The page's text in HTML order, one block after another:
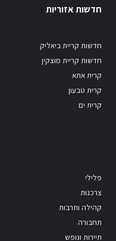
חדשות אזוריות
חדשות קריית ביאליק
חדשות קריית מוצקין
קרית אתא
קרית טבעון
קרית ים
פלילי
צרכנות
קהילה ותרבות
תחבורה
תיירות ונופש